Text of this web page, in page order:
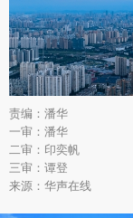
责编：潘华
一审：潘华
二审：印奕帆
三审：谭登
来源：华声在线